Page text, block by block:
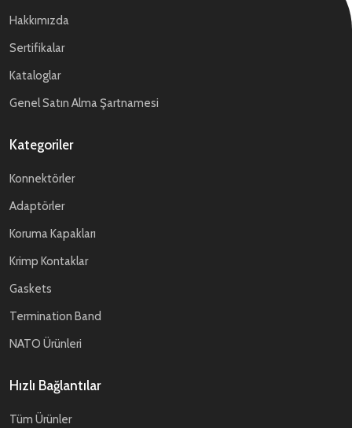
Hakkımızda
Sertifikalar
Kataloglar
Genel Satın Alma Şartnamesi
Kategoriler
Konnektörler
Adaptörler
Koruma Kapakları
Krimp Kontaklar
Gaskets
Termination Band
NATO Ürünleri
Hızlı Bağlantılar
Tüm Ürünler